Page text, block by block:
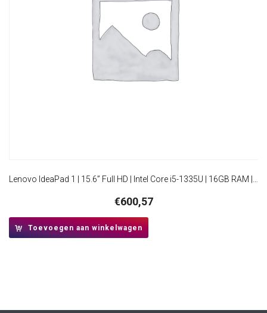
€600,57
Toevoegen aan winkelwagen